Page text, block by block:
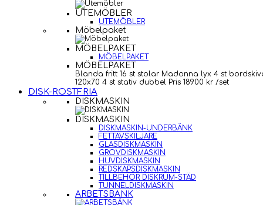
UTEMÖBLER
UTEMÖBLER
Möbelpaket
MÖBELPAKET
MÖBELPAKET
MÖBELPAKET
Blanda fritt 16 st stolar Madonna lyx 4 st
120x70 4 st stativ dubbel Pris 18900 kr /set
DISK-ROSTFRIA
DISKMASKIN
DISKMASKIN
DISKMASKIN-UNDERBÄNK
FETTAVSKILJARE
GLASDISKMASKIN
GROVDISKMASKIN
HUVDISKMASKIN
REDSKAPSDISKMASKIN
TILLBEHÖR DISKRUM-STÄD
TUNNELDISKMASKIN
ARBETSBÄNK